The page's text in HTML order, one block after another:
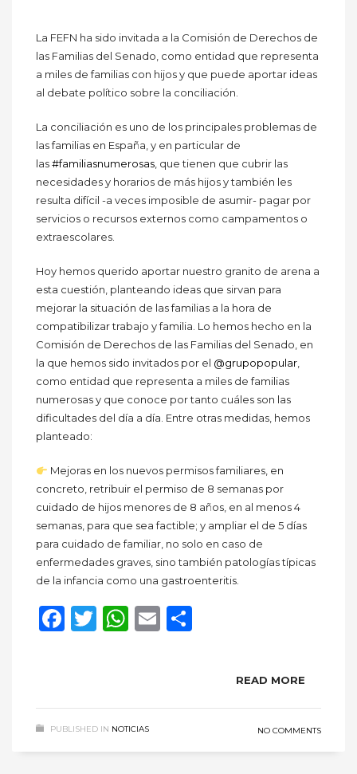
La FEFN ha sido invitada a la Comisión de Derechos de
las Familias del Senado, como entidad que representa
a miles de familias con hijos y que puede aportar ideas
al debate político sobre la conciliación.
La conciliación es uno de los principales problemas de
las familias en España, y en particular de
las#familiasnumerosas, que tienen que cubrir las
necesidades y horarios de más hijos y también les
resulta difícil -a veces imposible de asumir- pagar por
servicios o recursos externos como campamentos o
extraescolares.
Hoy hemos querido aportar nuestro granito de arena a
esta cuestión, planteando ideas que sirvan para
mejorar la situación de las familias a la hora de
compatibilizar trabajo y familia. Lo hemos hecho en la
Comisión de Derechos de las Familias del Senado, en
la que hemos sido invitados por el @grupopopular,
como entidad que representa a miles de familias
numerosas y que conoce por tanto cuáles son las
dificultades del día a día. Entre otras medidas, hemos
planteado:
Mejoras en los nuevos permisos familiares, en
concreto, retribuir el permiso de 8 semanas por
cuidado de hijos menores de 8 años, en al menos 4
semanas, para que sea factible; y ampliar el de 5 días
para cuidado de familiar, no solo en caso de
enfermedades graves, sino también patologías típicas
de la infancia como una gastroenteritis.
Facebook
Twitter
WhatsApp
Email
READ MORE
PUBLISHED IN NOTICIAS NO COMMENTS